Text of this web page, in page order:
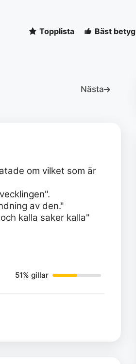
Topplista Bäst betyg
Nästa
om vilket som är
av den."
kalla saker kalla"
51% gillar